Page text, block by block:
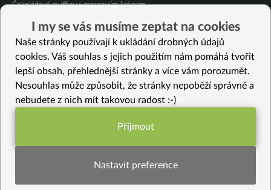
Čokoládové muffiny s mangovým krémem
Krémová zeleninová polévka s koprem a vločkami
Celozrnná rýže basmati se zeleninou
Vybrané recepty
Bezlepkové cupcakes
Rizoto s medvědím česnekem
Slané hospodské tyčinky
I my se vás musíme zeptat na cookies
Naše stránky používají k ukládání drobných údajů
cookies. Váš souhlas s jejich použitím nám pomáhá tvořit
lepší obsah, přehlednější stránky a více vám porozumět.
Nesouhlas může způsobit, že stránky nepoběží správně a
nebudete z nich mít takovou radost :-)
Funkční nastavení potřebujeme (vždy
Přijmout
Nastavit preference